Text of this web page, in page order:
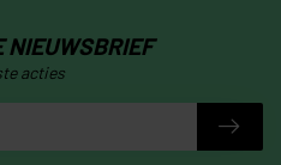
NIEUWSBRIEF
acties